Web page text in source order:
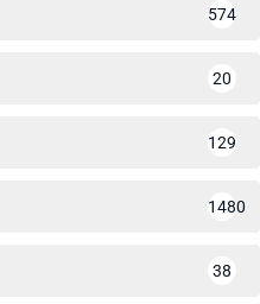
574
20
129
1480
38